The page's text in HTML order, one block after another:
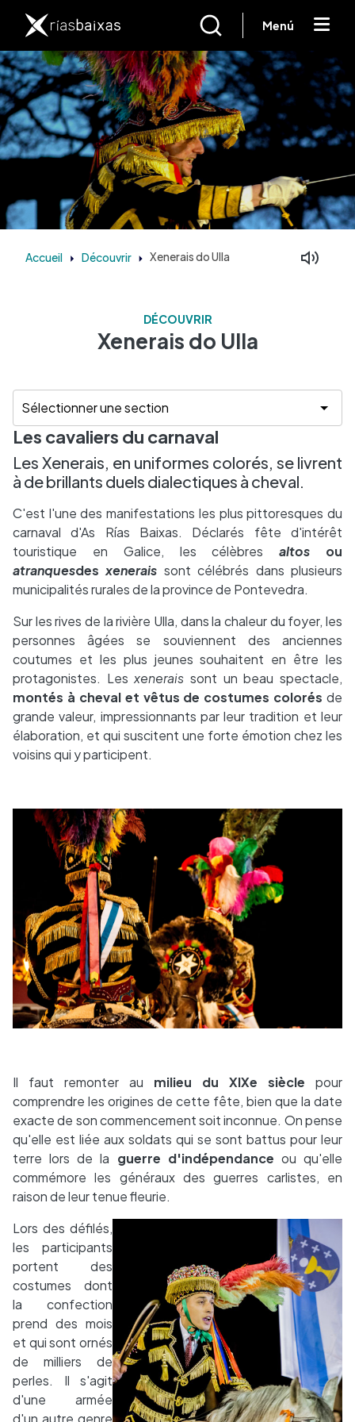
Menú
Accueil Découvrir Xenerais do Ulla
DÉCOUVRIR
Xenerais do Ulla
Les cavaliers du carnaval
Les Xenerais, en uniformes colorés, se livrent
à de brillants duels dialectiques à cheval.
C'est l'une des manifestations les plus pittoresques du
carnaval d'As Rías Baixas. Déclarés fête d'intérêt
touristique en Galice, les célèbresaltos ou
atranquesdesxenerais sont célébrés dans plusieurs
municipalités rurales de la province de Pontevedra.
Sur les rives de la rivière Ulla, dans la chaleur du foyer, les
personnes âgées se souviennent des anciennes
coutumes et les plus jeunes souhaitent en être les
protagonistes. Lesxenerais sont un beau spectacle,
montés à cheval et vêtus de costumes colorés de
grande valeur, impressionnants par leur tradition et leur
élaboration, et qui suscitent une forte émotion chez les
voisins qui y participent.
Il faut remonter au milieu du XIXe siècle pour
comprendre les origines de cette fête, bien que la date
exacte de son commencement soit inconnue. On pense
qu'elle est liée aux soldats qui se sont battus pour leur
terre lors de la guerre d'indépendance ou qu'elle
commémore les généraux des guerres carlistes, en
raison de leur tenue fleurie.
Lors des défilés,
les participants
portent des
costumes dont
la confection
prend des mois
et qui sont ornés
de milliers de
perles. Il s'agit
d'une armée